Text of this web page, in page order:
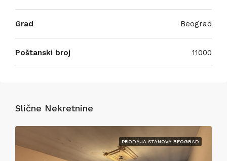
Grad Beograd
Poštanski broj 11000
Slične Nekretnine
PRODAJA STANOVA BEOGRAD